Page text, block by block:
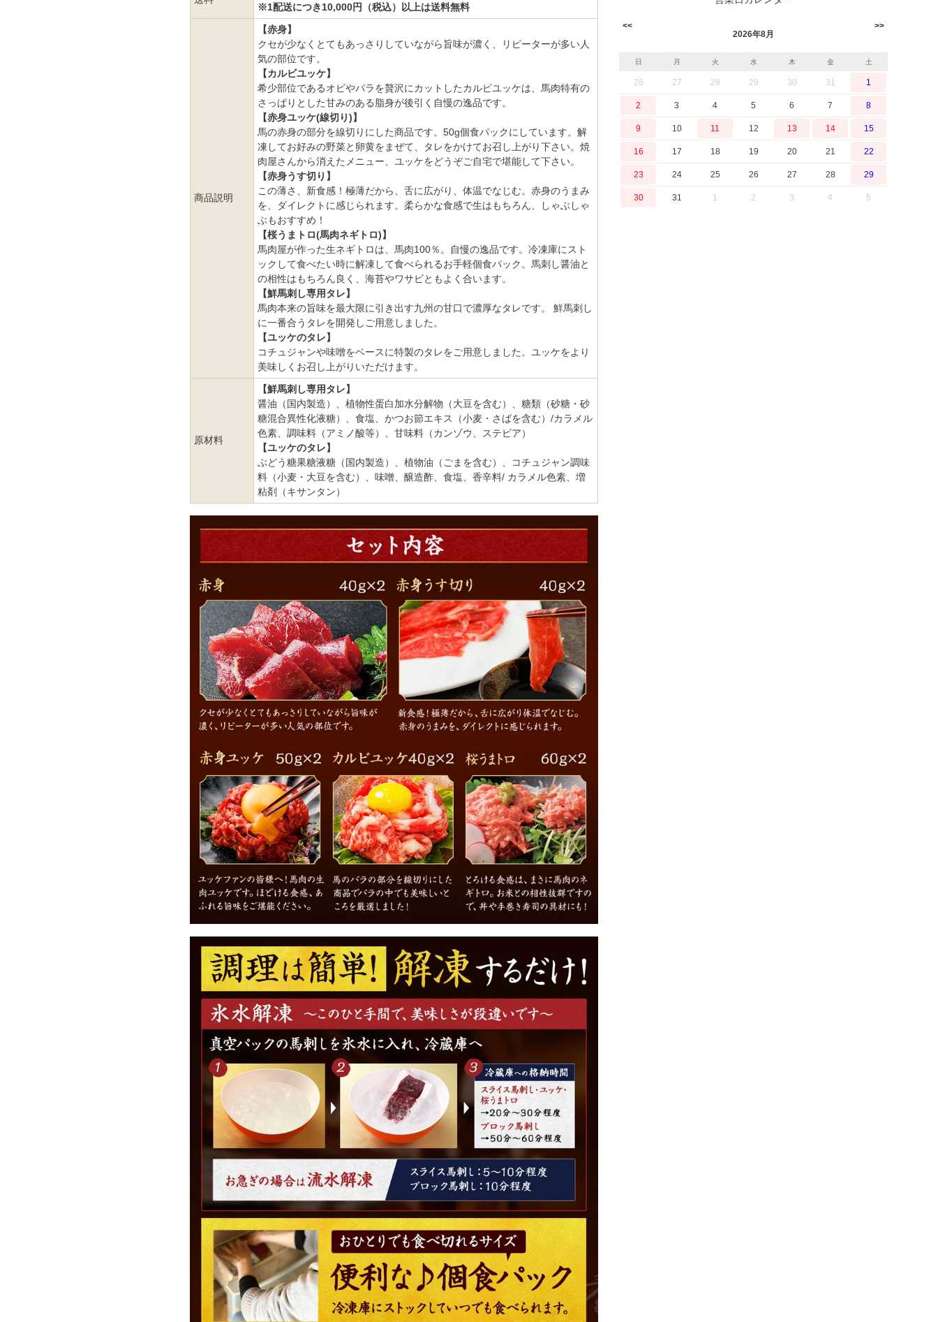
※1配送につき10,000円（税込）以上は送料無料
商品説明
【赤身】
クセが少なくとてもあっさりしていながら旨味が濃く、リピーターが多い人
気の部位です。
【カルビユッケ】
希少部位であるオビやバラを贅沢にカットしたカルビユッケは、馬肉特有の
さっぱりとした甘みのある脂身が後引く自慢の逸品です。
【赤身ユッケ(線切り)】
馬の赤身の部分を線切りにした商品です。50g個食パックにしています。解
凍してお好みの野菜と卵黄をまぜて、タレをかけてお召し上がり下さい。焼
肉屋さんから消えたメニュー、ユッケをどうぞご自宅で堪能して下さい。
【赤身うす切り】
この薄さ、新食感！極薄だから、舌に広がり、体温でなじむ。赤身のうまみ
を、ダイレクトに感じられます。柔らかな食感で生はもちろん、しゃぶしゃ
ぶもおすすめ！
【桜うまトロ(馬肉ネギトロ)】
馬肉屋が作った生ネギトロは、馬肉100％。自慢の逸品です。冷凍庫にスト
ックして食べたい時に解凍して食べられるお手軽個食パック。馬刺し醤油と
の相性はもちろん良く、海苔やワサビともよく合います。
【鮮馬刺し専用タレ】
馬肉本来の旨味を最大限に引き出す九州の甘口で濃厚なタレです。 鮮馬刺し
に一番合うタレを開発しご用意しました。
【ユッケのタレ】
コチュジャンや味噌をベースに特製のタレをご用意しました。ユッケをより
美味しくお召し上がりいただけます。
原材料
【鮮馬刺し専用タレ】
醤油（国内製造）、植物性蛋白加水分解物（大豆を含む）、糖類（砂糖・砂
糖混合異性化液糖）、食塩、かつお節エキス（小麦・さばを含む）/カラメル
色素、調味料（アミノ酸等）、甘味料（カンゾウ、ステビア）
【ユッケのタレ】
ぶどう糖果糖液糖（国内製造）、植物油（ごまを含む）、コチュジャン調味
料（小麦・大豆を含む）、味噌、醸造酢、食塩、香辛料/ カラメル色素、増
粘剤（キサンタン）
2026年8月
日 月 火 水 木 金 土
26 27 28 29 30 31 1
2 3 4 5 6 7 8
9 10 11 12 13 14 15
16 17 18 19 20 21 22
23 24 25 26 27 28 29
30 31 1 2 3 4 5